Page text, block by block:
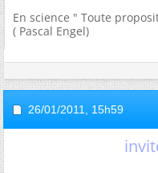
En science " Toute
( Pascal Engel)
26/01/2011, 15h59